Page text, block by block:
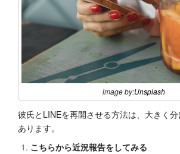
image by:Unsplash
彼氏とLINEを再開させる方法は、大きく
あります。
こちらから近況報告をしてみる